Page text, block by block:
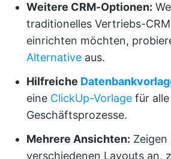
Weitere CRM-Optionen:
traditionelles Vertriebs-
einrichten möchten,
Alternative aus.
Hilfreiche
eine ClickUp-Vorlage für
Geschäftsprozesse.
Mehrere Ansichten: Zeigen
verschiedenen Layouts an,